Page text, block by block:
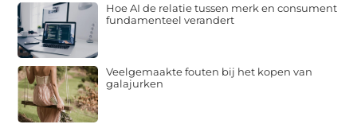
Hoe AI de relatie tussen merk en consument
fundamenteel verandert
Veelgemaakte fouten bij het kopen van
galajurken